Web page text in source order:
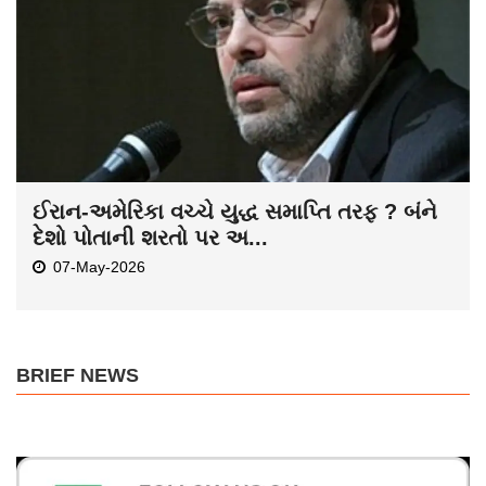
ઈરાન-અમેરિકા વચ્ચે યુદ્ધ સમાપ્તિ તરફ ? બંને
દેશો પોતાની શરતો પર અ...
07-May-2026
BRIEF NEWS